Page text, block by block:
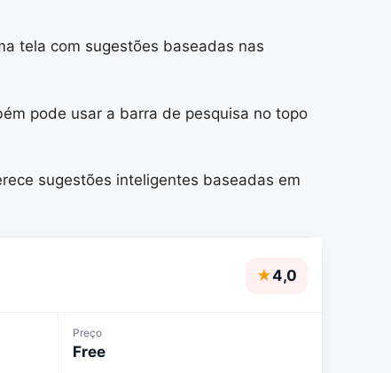
tela com sugestões baseadas nas
pode usar a barra de pesquisa no topo
sugestões inteligentes baseadas em
★4,0
Preço
Free